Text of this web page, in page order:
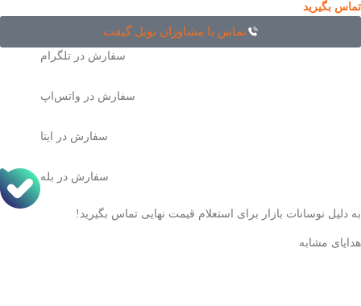
تماس بگیرید
تماس با مشاوران نوبل گیفت
سفارش در تلگرام
سفارش در واتس‌اپ
سفارش در ایتا
سفارش در بله
به دلیل نوسانات بازار برای استعلام قیمت نهایی تماس بگیرید!
هدایای مشابه